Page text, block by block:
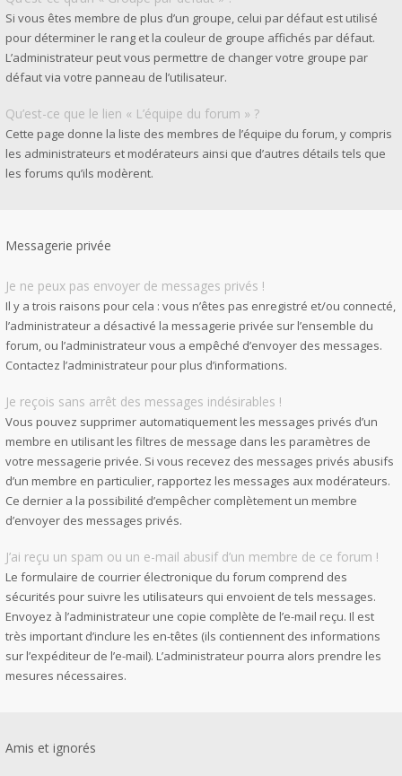
Si vous êtes membre de plus d’un groupe, celui par défaut est utilisé
pour déterminer le rang et la couleur de groupe affichés par défaut.
L’administrateur peut vous permettre de changer votre groupe par
défaut via votre panneau de l’utilisateur.
Qu’est-ce que le lien « L’équipe du forum » ?
Cette page donne la liste des membres de l’équipe du forum, y compris
les administrateurs et modérateurs ainsi que d’autres détails tels que
les forums qu’ils modèrent.
Messagerie privée
Je ne peux pas envoyer de messages privés !
Il y a trois raisons pour cela : vous n’êtes pas enregistré et/ou connecté,
l’administrateur a désactivé la messagerie privée sur l’ensemble du
forum, ou l’administrateur vous a empêché d’envoyer des messages.
Contactez l’administrateur pour plus d’informations.
Je reçois sans arrêt des messages indésirables !
Vous pouvez supprimer automatiquement les messages privés d’un
membre en utilisant les filtres de message dans les paramètres de
votre messagerie privée. Si vous recevez des messages privés abusifs
d’un membre en particulier, rapportez les messages aux modérateurs.
Ce dernier a la possibilité d’empêcher complètement un membre
d’envoyer des messages privés.
J’ai reçu un spam ou un e-mail abusif d’un membre de ce forum !
Le formulaire de courrier électronique du forum comprend des
sécurités pour suivre les utilisateurs qui envoient de tels messages.
Envoyez à l’administrateur une copie complète de l’e-mail reçu. Il est
très important d’inclure les en-têtes (ils contiennent des informations
sur l’expéditeur de l’e-mail). L’administrateur pourra alors prendre les
mesures nécessaires.
Amis et ignorés